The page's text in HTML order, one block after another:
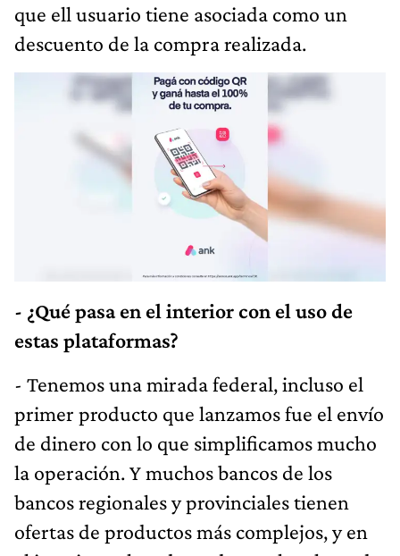
que ell usuario tiene asociada como un
descuento de la compra realizada.
- ¿Qué pasa en el interior con el uso de
estas plataformas?
- Tenemos una mirada federal, incluso el
primer producto que lanzamos fue el envío
de dinero con lo que simplificamos mucho
la operación. Y muchos bancos de los
bancos regionales y provinciales tienen
ofertas de productos más complejos, y en